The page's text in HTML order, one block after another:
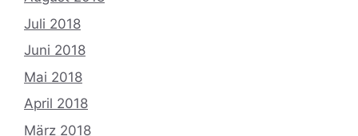
Juli 2018
Juni 2018
Mai 2018
April 2018
März 2018